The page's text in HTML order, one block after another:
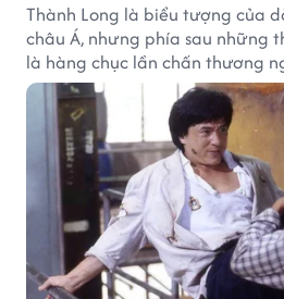
Thành Long là biểu tượng của
châu Á, nhưng phía sau những
là hàng chục lần chấn thương